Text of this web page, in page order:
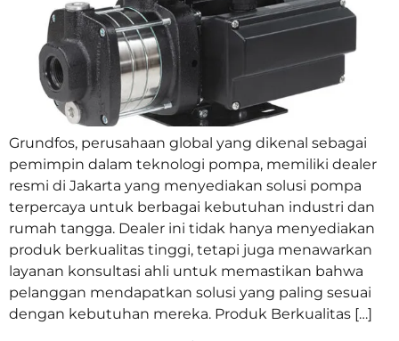
Grundfos, perusahaan global yang dikenal sebagai
pemimpin dalam teknologi pompa, memiliki dealer
resmi di Jakarta yang menyediakan solusi pompa
terpercaya untuk berbagai kebutuhan industri dan
rumah tangga. Dealer ini tidak hanya menyediakan
produk berkualitas tinggi, tetapi juga menawarkan
layanan konsultasi ahli untuk memastikan bahwa
pelanggan mendapatkan solusi yang paling sesuai
dengan kebutuhan mereka. Produk Berkualitas […]